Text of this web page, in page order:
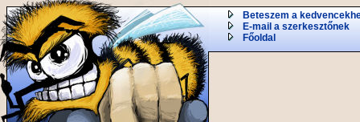
Beteszem a
E-mail a szerkesztőnek
Főoldal